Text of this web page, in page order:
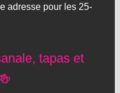
adresse pour les 25-
tapas et